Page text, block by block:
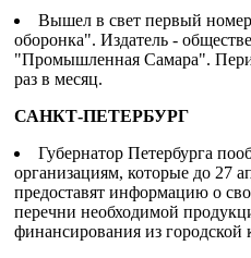
Вышел в свет первый
оборонка". Издатель -
"Промышленная Самара".
раз в месяц.
САНКТ-ПЕТЕРБУРГ
Губернатор Петербурга
организациям, которые до 27
предоставят информацию о
перечни необходимой
финансирования из городской